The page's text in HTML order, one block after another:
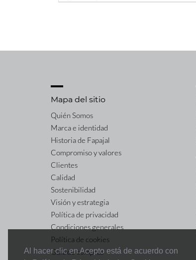
Al hacer clic en Acepto está de acuerdo con
Mapa del sitio
Quién Somos
Marca e identidad
Historia de Fapajal
Compromiso y valores
Clientes
Calidad
Sostenibilidad
Visión y estrategia
Política de privacidad
Condiciones generales
Política de cookies
Guía de compras